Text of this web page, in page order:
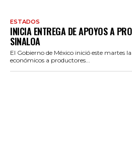
ESTADOS
INICIA ENTREGA DE APOYOS A
SINALOA
El Gobierno de México inició este martes
económicos a productores...